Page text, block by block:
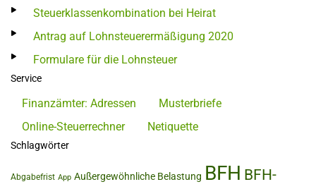
Steuerklassenkombination bei Heirat
Antrag auf Lohnsteuerermäßigung 2020
Formulare für die Lohnsteuer
Service
Finanzämter: Adressen
Musterbriefe
Online-Steuerrechner
Netiquette
Schlagwörter
Abgabefrist App Außergewöhnliche Belastung BFH BFH-